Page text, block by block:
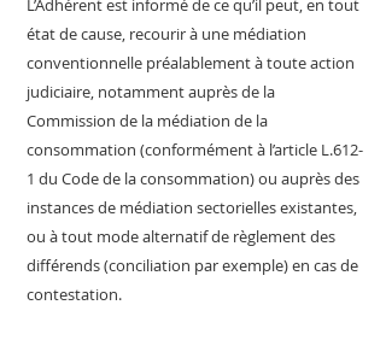
L’Adhérent est informé de ce qu’il peut, en tout
état de cause, recourir à une médiation
conventionnelle préalablement à toute action
judiciaire, notamment auprès de la
Commission de la médiation de la
consommation (conformément à l’article L.612-
1 du Code de la consommation) ou auprès des
instances de médiation sectorielles existantes,
ou à tout mode alternatif de règlement des
différends (conciliation par exemple) en cas de
contestation.